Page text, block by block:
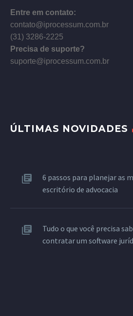
Entre em contato:
contato@iprocessum.com.br
(31) 3286-2225
Precisa de suporte?
suporte@iprocessum.com.br
ÚLTIMAS NOVIDADES
6 passos para planejar as
escritório de advocacia
Tudo o que você precisa
contratar um software